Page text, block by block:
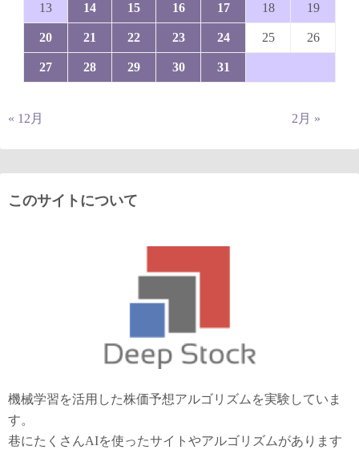
13 14 15 16 17 18 19
20 21 22 23 24 25 26
27 28 29 30 31
« 12月 2月 »
このサイトについて
機械学習を活用した株価予想アルゴリズムを実験していま
す。
巷にたくさんAIを使ったサイトやアルゴリズムがあります